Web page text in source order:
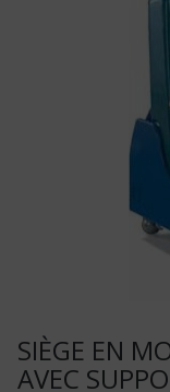
SIÈGE EN
AVEC